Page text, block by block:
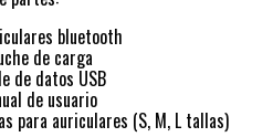
bluetooth
de carga
de datos USB
de usuario
para auriculares (S, M, L tallas)